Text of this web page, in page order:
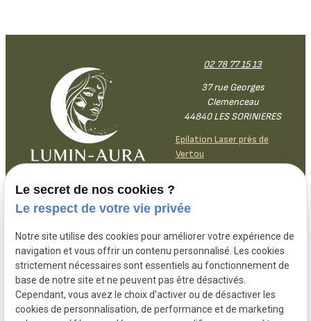
02 78 77 15 13
37 rue Georges
Clemenceau
44840 LES SORINIERES
Epilation Laser près de
Vertou
9h30-
Mercredi 9h30-12h30 /13h30-18h30
Jeudi
9h30-12h30 /13h30-18h30
Vendredi
9h30-18h30
Samedi
9h30-14h
Dimanche
Fermé
Le secret de nos cookies ?
Le respect de votre vie privée
Notre site utilise des cookies pour améliorer votre expérience de
navigation et vous offrir un contenu personnalisé. Les cookies
strictement nécessaires sont essentiels au fonctionnement de
base de notre site et ne peuvent pas être désactivés.
Cependant, vous avez le choix d'activer ou de désactiver les
cookies de personnalisation, de performance et de marketing